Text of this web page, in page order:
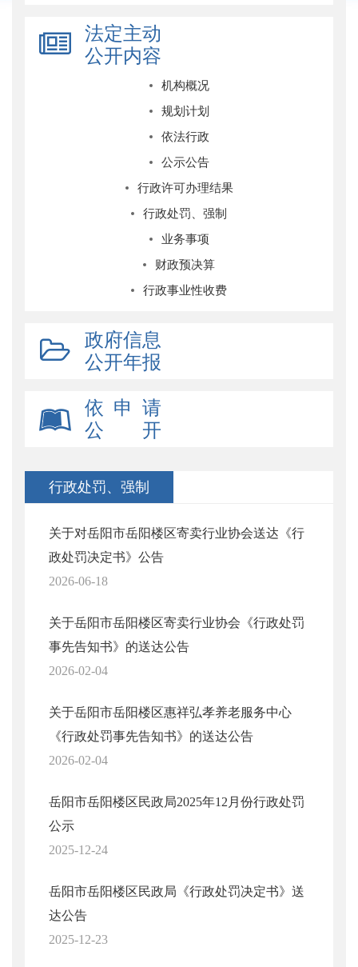
法定主动
公开内容
机构概况
规划计划
依法行政
公示公告
行政许可办理结果
行政处罚、强制
业务事项
财政预决算
行政事业性收费
政府信息
公开年报
依 申 请
公 开
行政处罚、强制
关于对岳阳市岳阳楼区寄卖行业协会送达《行
政处罚决定书》公告
2026-06-18
关于岳阳市岳阳楼区寄卖行业协会《行政处罚
事先告知书》的送达公告
2026-02-04
关于岳阳市岳阳楼区惠祥弘孝养老服务中心
《行政处罚事先告知书》的送达公告
2026-02-04
岳阳市岳阳楼区民政局2025年12月份行政处罚
公示
2025-12-24
岳阳市岳阳楼区民政局《行政处罚决定书》送
达公告
2025-12-23